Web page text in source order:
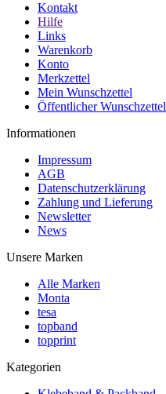
Kontakt
Hilfe
Links
Warenkorb
Konto
Merkzettel
Mein Wunschzettel
Öffentlicher Wunschzettel
Informationen
Impressum
AGB
Datenschutzerklärung
Zahlung und Lieferung
Newsletter
News
Unsere Marken
Alle Marken
Monta
tesa
topband
topprint
Kategorien